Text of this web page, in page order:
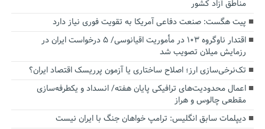
مناطق آزاد کشور
پیت هگست: صنعت دفاعی آمریکا به تقویت فوری نیاز دارد
اقتدار ناوگروه ۱۰۳ در مأموریت‌ اقیانوسی/ ۵ درخواست ایران در
رزمایش میلان تصویب شد
تک‌نرخی‌سازی ارز؛ اصلاح ساختاری یا آزمون پرریسک اقتصاد ایران؟
اعمال محدودیت‌های ترافیکی پایان هفته/ انسداد و یکطرفه‌سازی
مقطعی چالوس و هراز
دیپلمات سابق انگلیس:‌ ترامپ خواهان جنگ با ایران نیست